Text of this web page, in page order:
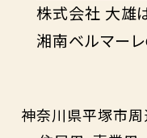
株式会社 大雄は
湘南ベルマー
神奈川県平塚市周